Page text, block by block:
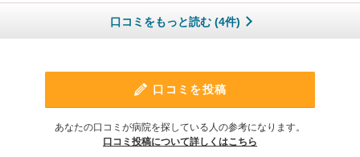
口コミをもっと読む (4件)
口コミを投稿
あなたの口コミが病院を探している人の参考になります。
口コミ投稿について詳しくはこちら